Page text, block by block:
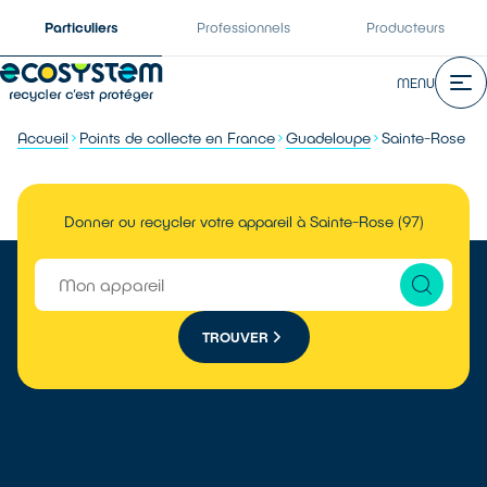
Particuliers Professionnels Producteurs
MENU
Accueil Points de collecte en France Guadeloupe Sainte-Rose
Donner ou recycler votre appareil à Sainte-Rose (97)
TROUVER